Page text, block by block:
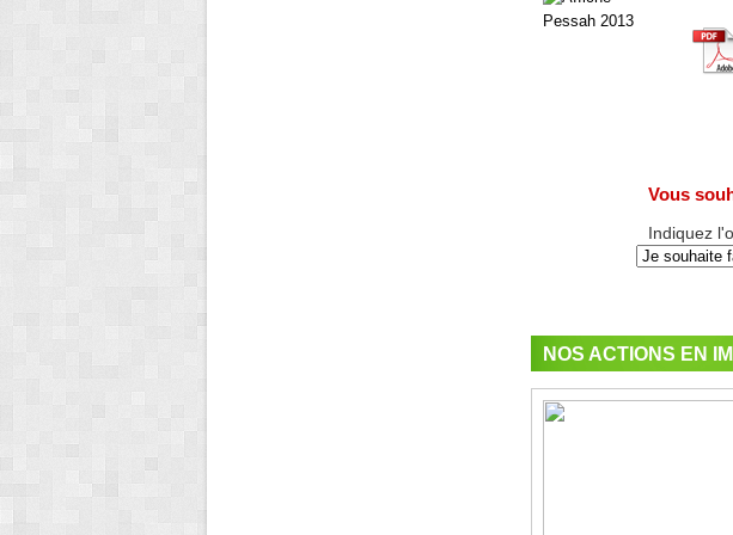
Vous
Indiquez
NOS ACTIONS EN